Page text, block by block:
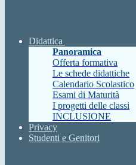
Didattica
Panoramica
Offerta formativa
Le schede didattiche
Calendario Scolastico
Esami di Maturità
I progetti delle classi
INCLUSIONE
Privacy
Studenti e Genitori